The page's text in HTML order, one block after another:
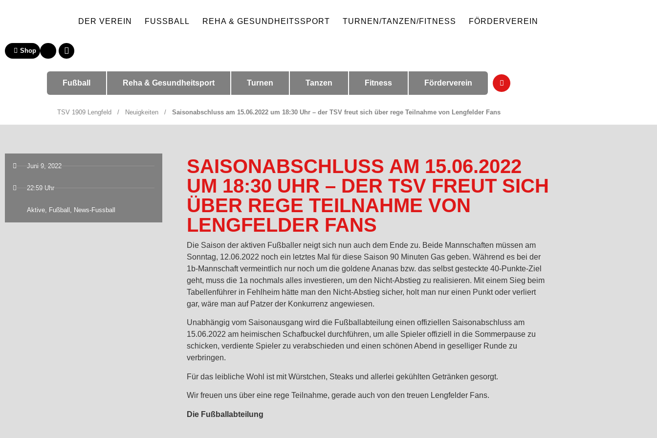
DER VEREIN FUSSBALL REHA & GESUNDHEITSSPORT TURNEN/TANZEN/FITNESS FÖRDERVEREIN
Shop
Fußball Reha & Gesundheitsport Turnen Tanzen Fitness Förderverein
TSV 1909 Lengfeld / Neuigkeiten/ Saisonabschluss am 15.06.2022 um 18:30 Uhr – der TSV freut sich über rege Teilnahme von Lengfelder Fans
Juni 9, 2022
22:59 Uhr
Aktive, Fußball , News-Fussball
SAISONABSCHLUSS AM 15.06.2022
UM 18:30 UHR – DER TSV FREUT SICH
ÜBER REGE TEILNAHME VON
LENGFELDER FANS
Die Saison der aktiven Fußballer neigt sich nun auch dem Ende zu. Beide Mannschaften müssen am
Sonntag, 12.06.2022 noch ein letztes Mal für diese Saison 90 Minuten Gas geben. Während es bei der
1b-Mannschaft vermeintlich nur noch um die goldene Ananas bzw. das selbst gesteckte 40-Punkte-Ziel
geht, muss die 1a nochmals alles investieren, um den Nicht-Abstieg zu realisieren. Mit einem Sieg beim
Tabellenführer in Fehlheim hätte man den Nicht-Abstieg sicher, holt man nur einen Punkt oder verliert
gar, wäre man auf Patzer der Konkurrenz angewiesen.
Unabhängig vom Saisonausgang wird die Fußballabteilung einen offiziellen Saisonabschluss am
15.06.2022 am heimischen Schafbuckel durchführen, um alle Spieler offiziell in die Sommerpause zu
schicken, verdiente Spieler zu verabschieden und einen schönen Abend in geselliger Runde zu
verbringen.
Für das leibliche Wohl ist mit Würstchen, Steaks und allerlei gekühlten Getränken gesorgt.
Wir freuen uns über eine rege Teilnahme, gerade auch von den treuen Lengfelder Fans.
Die Fußballabteilung